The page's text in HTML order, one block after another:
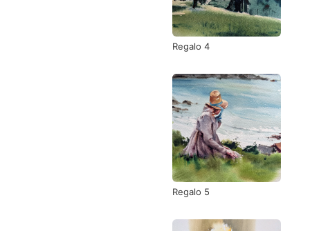
Regalo 4
Regalo 5